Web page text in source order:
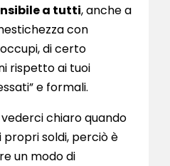
a tutti, anche a
con
di certo
rispetto ai tuoi
e formali.
chiaro quando
propri soldi, perciò è
un modo di